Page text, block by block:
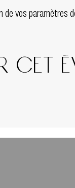
de vos paramètres
cet